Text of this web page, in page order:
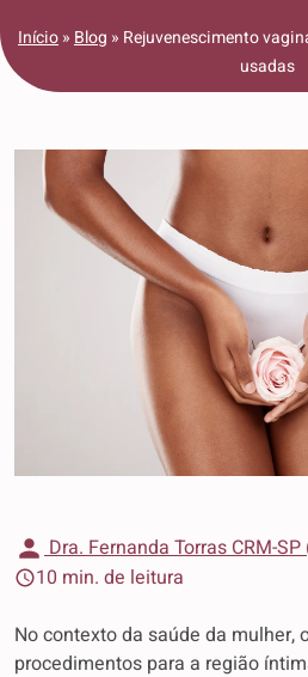
Início» Blog » Rejuvenescimento
usadas
Dra. Fernanda Torras CRM-
10 min. de leitura
No contexto da saúde da mulher,
procedimentos para a região